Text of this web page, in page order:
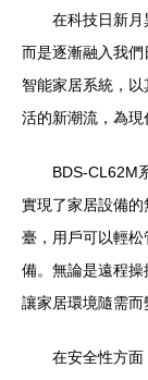
在科技日新月
而是逐漸融入我
智能家居系統，
活的新潮流，為現
BDS-CL62M
實現了家居設備
臺，用戶可以輕
備。無論是遠程操
讓家居環境隨需而
在安全性方